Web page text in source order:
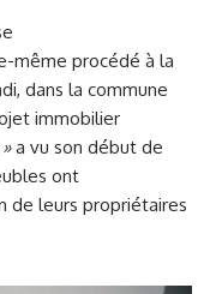
même procédé à la
dans la commune
immobilier
a vu son début de
ont
de leurs propriétaires